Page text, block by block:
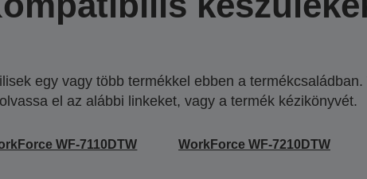
egy vagy több termékkel ebben a
olvassa el az alábbi linkeket, vagy a termék kézikönyvét.
WF-7110DTW WorkForce WF-7210DTW